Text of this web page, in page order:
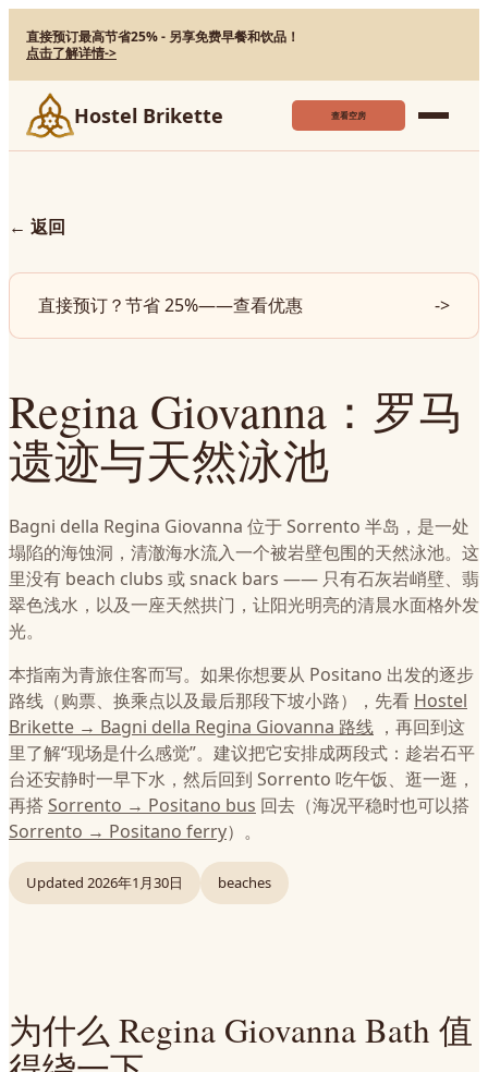
直接预订最高节省25% - 另享免费早餐和饮品！
点击了解详情->
Hostel Brikette 查看空房
← 返回
直接预订？节省 25%——查看优惠 ->
Regina Giovanna：罗马
遗迹与天然泳池
Bagni della Regina Giovanna 位于 Sorrento 半岛，是一处
塌陷的海蚀洞，清澈海水流入一个被岩壁包围的天然泳池。这
里没有 beach clubs 或 snack bars —— 只有石灰岩峭壁、翡
翠色浅水，以及一座天然拱门，让阳光明亮的清晨水面格外发
光。
本指南为青旅住客而写。如果你想要从 Positano 出发的逐步
路线（购票、换乘点以及最后那段下坡小路），先看 Hostel
Brikette → Bagni della Regina Giovanna 路线 ，再回到这
里了解“现场是什么感觉”。建议把它安排成两段式：趁岩石平
台还安静时一早下水，然后回到 Sorrento 吃午饭、逛一逛，
再搭 Sorrento → Positano bus 回去（海况平稳时也可以搭
Sorrento → Positano ferry）。
Updated 2026年1月30日 beaches
为什么 Regina Giovanna Bath 值